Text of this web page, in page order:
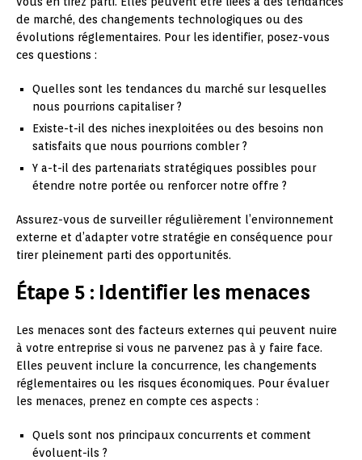
de marché, des changements technologiques ou des
évolutions réglementaires. Pour les identifier, posez-vous
ces questions :
Quelles sont les tendances du marché sur lesquelles
nous pourrions capitaliser ?
Existe-t-il des niches inexploitées ou des besoins non
satisfaits que nous pourrions combler ?
Y a-t-il des partenariats stratégiques possibles pour
étendre notre portée ou renforcer notre offre ?
Assurez-vous de surveiller régulièrement l’environnement
externe et d’adapter votre stratégie en conséquence pour
tirer pleinement parti des opportunités.
Étape 5 : Identifier les menaces
Les menaces sont des facteurs externes qui peuvent nuire
à votre entreprise si vous ne parvenez pas à y faire face.
Elles peuvent inclure la concurrence, les changements
réglementaires ou les risques économiques. Pour évaluer
les menaces, prenez en compte ces aspects :
Quels sont nos principaux concurrents et comment
évoluent-ils ?